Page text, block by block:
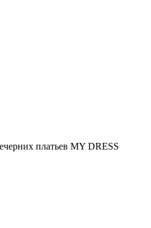
платьев MY DRESS